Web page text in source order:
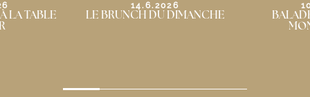
10.5.2026
BALADE AU GRÈS DE
LE